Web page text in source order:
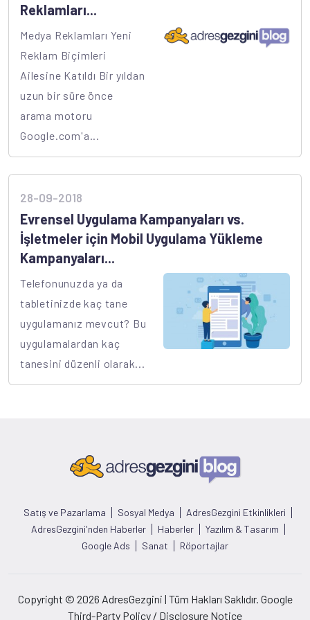
Reklamları...
Medya Reklamları Yeni
Reklam Biçimleri
Ailesine Katıldı Bir yıldan
uzun bir süre önce
arama motoru
Google.com'a...
28-09-2018
Evrensel Uygulama Kampanyaları vs.
İşletmeler için Mobil Uygulama Yükleme
Kampanyaları...
Telefonunuzda ya da
tabletinizde kaç tane
uygulamanız mevcut? Bu
uygulamalardan kaç
tanesini düzenli olarak...
Satış ve Pazarlama Sosyal Medya
AdresGezgini Etkinlikleri
AdresGezgini'nden Haberler
Haberler
Yazılım & Tasarım
Google Ads
Sanat Röportajlar
Copyright © 2026 AdresGezgini | Tüm Hakları Saklıdır. Google
Third-Party Policy / Disclosure Notice